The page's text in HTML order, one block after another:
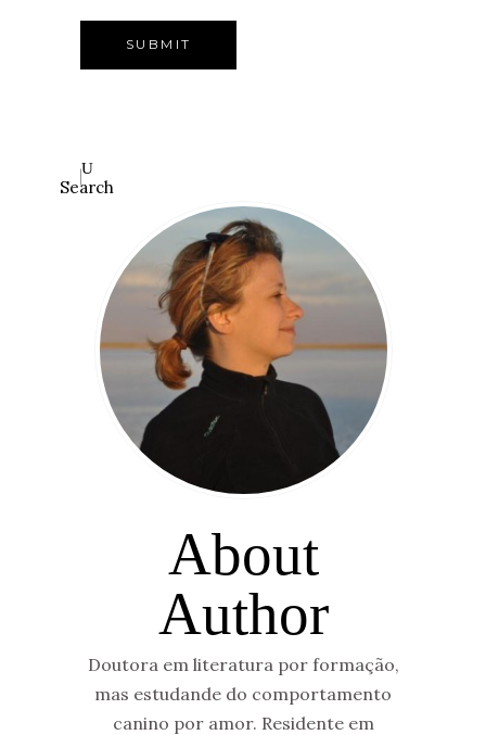
Search
About
Author
Doutora em literatura por formação,
mas estudande do comportamento
canino por amor. Residente em